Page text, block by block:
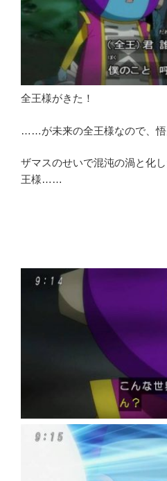
全王様がきた！
……が未来の全王様なので、
ザマスのせいで混沌の渦と化
王様……